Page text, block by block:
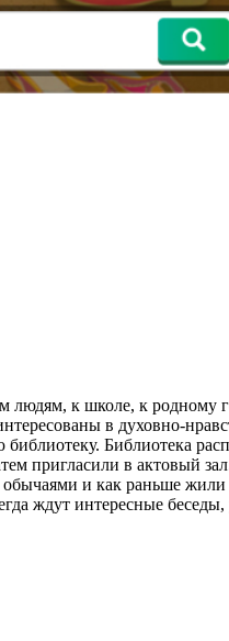
к школе, к родному
в духовно-
Библиотека
пригласили в актовый
и как раньше
ждут интересные